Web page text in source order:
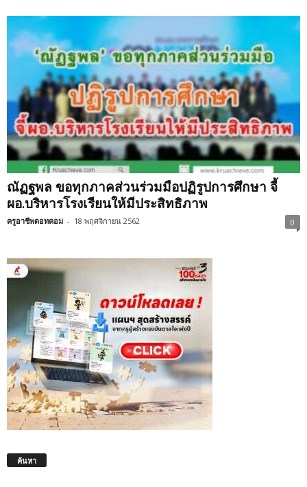
ณัฏฐพล ขอทุกภาคส่วนร่วมมือปฏิรูปการศึกษา จี้
ผอ.บริหารโรงเรียนให้มีประสิทธิภาพ
ครูอาชีพดอทคอม - 18 พฤศจิกายน 2562 0
ค้นหา